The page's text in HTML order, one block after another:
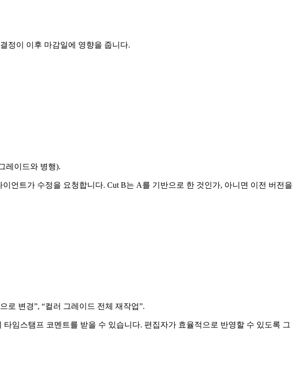
정이 이후 마감일에 영향을 줍니다.
레이드와 병행).
언트가 수정을 요청합니다. Cut B는 A를 기반으로 한 것인가, 아니면 이전 버전을
로 변경”, “컬러 그레이드 전체 재작업”.
임스탬프 코멘트를 받을 수 있습니다. 편집자가 효율적으로 반영할 수 있도록 그